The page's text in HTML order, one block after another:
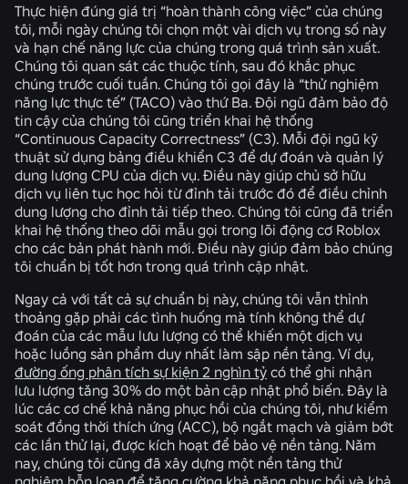
Thực hiện đúng giá trị “hoàn thành công việc” của chúng
tôi, mỗi ngày chúng tôi chọn một vài dịch vụ trong số này
và hạn chế năng lực của chúng trong quá trình sản xuất.
Chúng tôi quan sát các thuộc tính, sau đó khắc phục
chúng trước cuối tuần. Chúng tôi gọi đây là “thử nghiệm
năng lực thực tế” (TACO) vào thứ Ba. Đội ngũ đảm bảo độ
tin cậy của chúng tôi cũng triển khai hệ thống
“Continuous Capacity Correctness” (C3). Mỗi đội ngũ kỹ
thuật sử dụng bảng điều khiển C3 để dự đoán và quản lý
dung lượng CPU của dịch vụ. Điều này giúp chủ sở hữu
dịch vụ liên tục học hỏi từ đỉnh tải trước đó để điều chỉnh
dung lượng cho đỉnh tải tiếp theo. Chúng tôi cũng đã triển
khai hệ thống theo dõi mẫu gọi trong lõi động cơ Roblox
cho các bản phát hành mới. Điều này giúp đảm bảo chúng
tôi chuẩn bị tốt hơn trong quá trình cập nhật.
Ngay cả với tất cả sự chuẩn bị này, chúng tôi vẫn thỉnh
thoảng gặp phải các tình huống mà tính không thể dự
đoán của các mẫu lưu lượng có thể khiến một dịch vụ
hoặc luồng sản phẩm duy nhất làm sập nền tảng. Ví dụ,
đường ống phân tích sự kiện 2 nghìn tỷ có thể ghi nhận
lưu lượng tăng 30% do một bản cập nhật phổ biến. Đây là
lúc các cơ chế khả năng phục hồi của chúng tôi, như kiểm
soát đồng thời thích ứng (ACC), bộ ngắt mạch và giảm bớt
các lần thử lại, được kích hoạt để bảo vệ nền tảng. Năm
nay, chúng tôi cũng đã xây dựng một nền tảng thử